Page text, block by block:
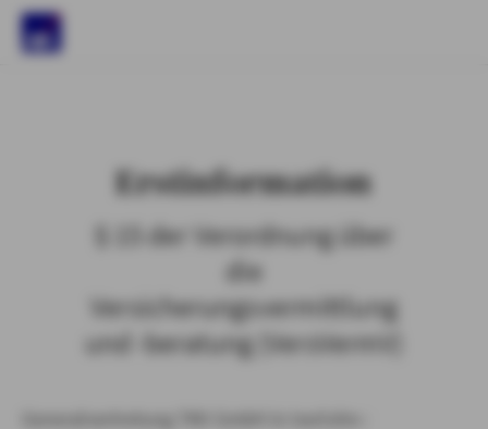
Erstinformation
§ 15 der Verordnung über
die
Versicherungsvermittlung
und -beratung (VersVermV)